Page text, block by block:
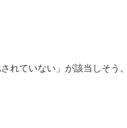
れていない」が該当しそう。